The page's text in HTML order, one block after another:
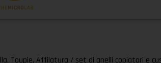
Toupie, Affilatura / set di anelli copiatori e